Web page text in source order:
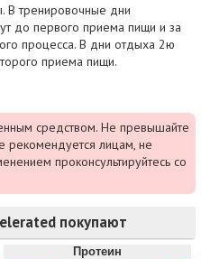
В тренировочные дни
до первого приема пищи и за
процесса. В дни отдыха 2ю
приема пищи.
средством. Не превышайте
лицам, не
проконсультируйтесь со
покупают
Протеин